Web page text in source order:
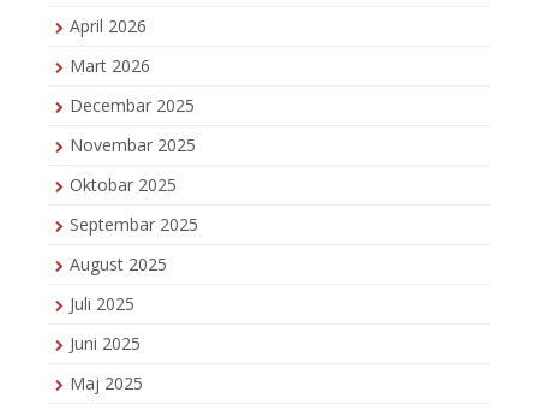
April 2026
Mart 2026
Decembar 2025
Novembar 2025
Oktobar 2025
Septembar 2025
August 2025
Juli 2025
Juni 2025
Maj 2025